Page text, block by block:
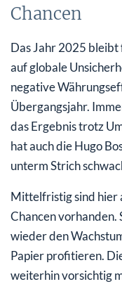
Chancen
Das Jahr 2025
auf globale
negative
Übergangsjahr.
das Ergebnis trotz
hat auch die Hugo
unterm Strich
Mittelfristig sind hier
Chancen vorhanden.
wieder den
Papier profitieren.
weiterhin vorsichtig